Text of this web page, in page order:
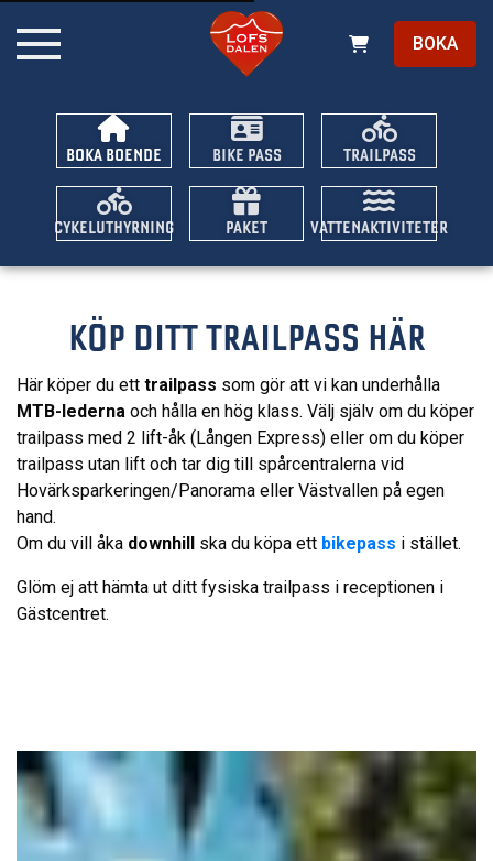
BOKA
BOKA BOENDE BIKE PASS TRAILPASS
CYKELUTHYRNING PAKET VATTENAKTIVITETER
KÖP DITT TRAILPASS HÄR
Här köper du ett trailpass som gör att vi kan underhålla
MTB-lederna och hålla en hög klass. Välj själv om du köper
trailpass med 2 lift-åk (Lången Express) eller om du köper
trailpass utan lift och tar dig till spårcentralerna vid
Hovärksparkeringen/Panorama eller Västvallen på egen
hand.
Om du vill åka downhill ska du köpa ett bikepass i stället.
Glöm ej att hämta ut ditt fysiska trailpass i receptionen i
Gästcentret.